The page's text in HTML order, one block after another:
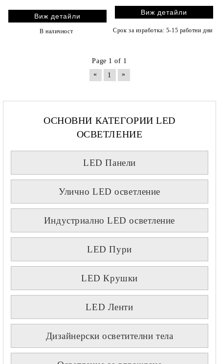
Виж детайли
В наличност
Виж детайли
Срок за изработка: 5-15 работни дни
Page 1 of 1
«
1 »
ОСНОВНИ КАТЕГОРИИ LED
ОСВЕТЛЕНИЕ
LED Панели
Улично LED осветление
Индустриално LED осветление
LED Пури
LED Крушки
LED Ленти
Дизайнерски осветителни тела